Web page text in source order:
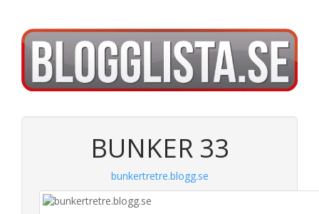
BUNKER 33
bunkertretre.blogg.se